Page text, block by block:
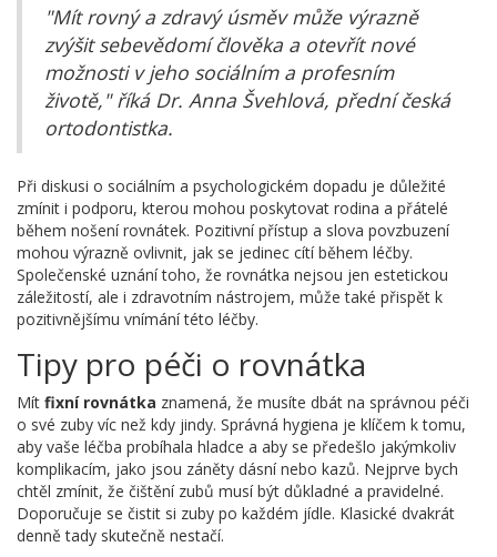
"Mít rovný a zdravý úsměv může výrazně
zvýšit sebevědomí člověka a otevřít nové
možnosti v jeho sociálním a profesním
životě," říká Dr. Anna Švehlová, přední česká
ortodontistka.
Při diskusi o sociálním a psychologickém dopadu je důležité
zmínit i podporu, kterou mohou poskytovat rodina a přátelé
během nošení rovnátek. Pozitivní přístup a slova povzbuzení
mohou výrazně ovlivnit, jak se jedinec cítí během léčby.
Společenské uznání toho, že rovnátka nejsou jen estetickou
záležitostí, ale i zdravotním nástrojem, může také přispět k
pozitivnějšímu vnímání této léčby.
Tipy pro péči o rovnátka
Mít fixní rovnátka znamená, že musíte dbát na správnou péči
o své zuby víc než kdy jindy. Správná hygiena je klíčem k tomu,
aby vaše léčba probíhala hladce a aby se předešlo jakýmkoliv
komplikacím, jako jsou záněty dásní nebo kazů. Nejprve bych
chtěl zmínit, že čištění zubů musí být důkladné a pravidelné.
Doporučuje se čistit si zuby po každém jídle. Klasické dvakrát
denně tady skutečně nestačí.